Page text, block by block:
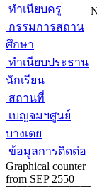
ทำเนียบครู
กรรมการสถาน
ศึกษา
ทำเนียบประธาน
นักเรียน
สถานที่
เบญจมฯศูนย์
บางเตย
ข้อมูลการติดต่อ
Graphical counter
from SEP 2550